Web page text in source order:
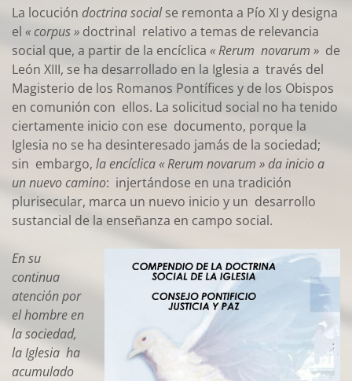
La locución doctrina socialse remonta a Pío XI y designa
el « corpus » doctrinal relativo a temas de relevancia
social que, a partir de la encíclica « Rerum novarum » de
León XIII, se ha desarrollado en la Iglesia a través del
Magisterio de los Romanos Pontífices y de los Obispos
en comunión con ellos. La solicitud social no ha tenido
ciertamente inicio con ese documento, porque la
Iglesia no se ha desinteresado jamás de la sociedad;
sin embargo, la encíclica « Rerum novarum » da inicio a
un nuevo camino: injertándose en una tradición
plurisecular, marca un nuevo inicio y un desarrollo
sustancial de la enseñanza en campo social.
En su
continua
atención por
el hombre en
la sociedad,
la Iglesia ha
acumulado